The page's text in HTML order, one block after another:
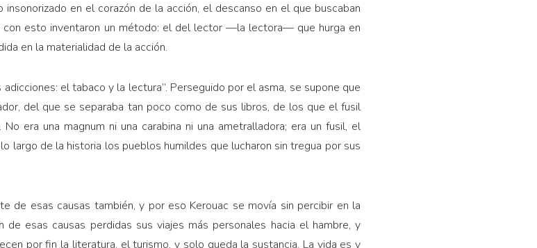
en el corazón de la acción, el descanso en el que buscaban
con esto inventaron un método: el del lector —la lectora— que hurga en
en la materialidad de la acción.
el tabaco y la lectura”. Perseguido por el asma, se supone que
del que se separaba tan poco como de sus libros, de los que el fusil
era una magnum ni una carabina ni una ametralladora; era un fusil, el
largo de la historia los pueblos humildes que lucharon sin tregua por sus
de esas causas también, y por eso Kerouac se movía sin percibir en la
de esas causas perdidas sus viajes más personales hacia el hambre, y
por fin la literatura, el turismo, y solo queda la sustancia. La vida es y